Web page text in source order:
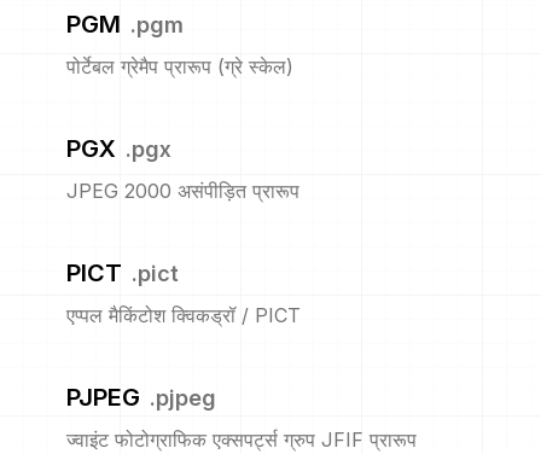
PGM .pgm
पोर्टेबल ग्रेमैप प्रारूप (ग्रे स्केल)
PGX .pgx
JPEG 2000 असंपीड़ित प्रारूप
PICT .pict
एप्पल मैकिंटोश क्विकड्रॉ / PICT
PJPEG .pjpeg
ज्वाइंट फोटोग्राफिक एक्सपर्ट्स ग्रुप JFIF प्रारूप